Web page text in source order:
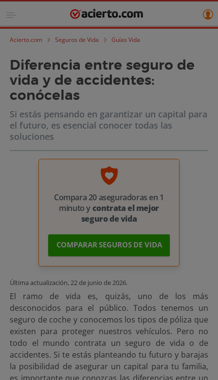
Acierto.com Seguros de Vida Guías Vida
Diferencia entre seguro de
vida y de accidentes:
conócelas
Si estás pensando en garantizar un capital para
el futuro, es esencial conocer todas las
soluciones
Compara 20 aseguradoras en 1
minuto ycontrata el mejor
seguro de vida
COMPARAR SEGUROS DE VIDA
Última actualización,22 de junio de 2026.
El ramo de vida es, quizás, uno de los más
desconocidos para el público. Todos tenemos un
seguro de coche y conocemos los tipos de póliza que
existen para proteger nuestros vehículos. Pero no
todo el mundo contrata un seguro de vida o de
accidentes. Si te estás planteando tu futuro y barajas
la posibilidad de asegurar un capital para tu familia,